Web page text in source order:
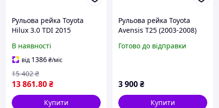
Рульова рейка Toyota
Hilux 3.0 TDI 2015
В наявності
від 1386₴/міс
13 861.80₴
15 402 ₴
Купити
Рульова рейка Toyota
Avensis T25 (2003-2008)
Готово до відправки
3 900₴
Купити